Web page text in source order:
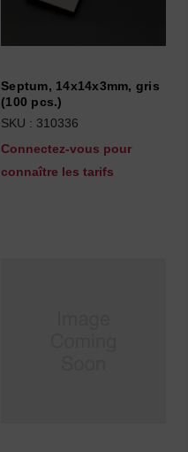
Septum, 14x14x3mm, gris
(100 pcs.)
SKU : 310336
Connectez-vous pour
connaître les tarifs